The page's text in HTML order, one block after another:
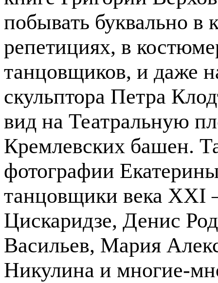
побывать буквально в
репетициях, в
танцовщиков, и даже
скульптора Петра
вид на Театральную
Кремлевских башен.
фотографии
танцовщики века XXI
Цискаридзе, Денис
Васильев, Мария
Никулина и многие-